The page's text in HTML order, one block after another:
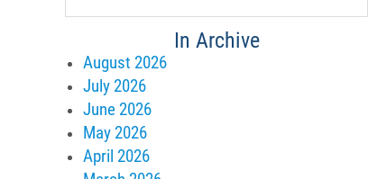
In Archive
August 2026
July 2026
June 2026
May 2026
April 2026